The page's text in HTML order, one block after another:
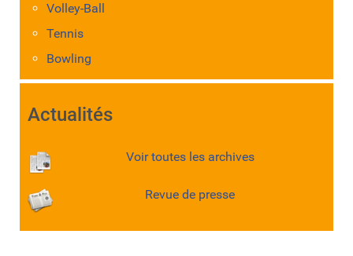
Volley-Ball
Tennis
Bowling
Actualités
Voir toutes les archives
Revue de presse